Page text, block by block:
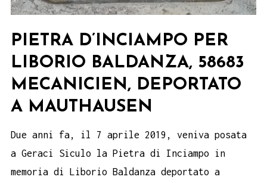
PIETRA D’INCIAMPO PER
LIBORIO BALDANZA, 58683
MECANICIEN, DEPORTATO
A MAUTHAUSEN
Due anni fa, il 7 aprile 2019, veniva posata
a Geraci Siculo la Pietra di Inciampo in
memoria di Liborio Baldanza deportato a